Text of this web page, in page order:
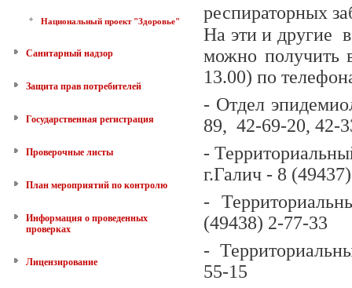
Национальный проект "Здоровье"
Санитарный надзор
Защита прав потребителей
Государственная регистрация
Проверочные листы
План мероприятий по контролю
Информация о проведенных
проверках
Лицензирование
респираторных
На эти и другие
можно получить
13.00) по
- Отдел
89, 42-69-20, 42-
-
г.Галич - 8
-
(49438) 2-77-33
-
55-15